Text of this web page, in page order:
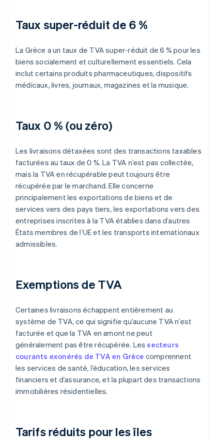
Taux super-réduit de 6 %
La Grèce a un taux de TVA super-réduit de 6 % pour les
biens socialement et culturellement essentiels. Cela
inclut certains produits pharmaceutiques, dispositifs
médicaux, livres, journaux, magazines et la musique.
Taux 0 % (ou zéro)
Les livraisons détaxées sont des transactions taxables
facturées au taux de 0 %. La TVA n’est pas collectée,
mais la TVA en récupérable peut toujours être
récupérée par le marchand. Elle concerne
principalement les exportations de biens et de
services vers des pays tiers, les exportations vers des
entreprises inscrites à la TVA établies dans d’autres
États membres de l’UE et les transports internationaux
admissibles.
Exemptions de TVA
Certaines livraisons échappent entièrement au
système de TVA, ce qui signifie qu’aucune TVA n’est
facturée et que la TVA en amont ne peut
généralement pas être récupérée. Lessecteurs
courants exonérés de TVA en Grèce comprennent
les services de santé, l’éducation, les services
financiers et d’assurance, et la plupart des transactions
immobilières résidentielles.
Tarifs réduits pour les îles